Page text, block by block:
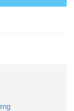
thêm 70ml
để nơi khô